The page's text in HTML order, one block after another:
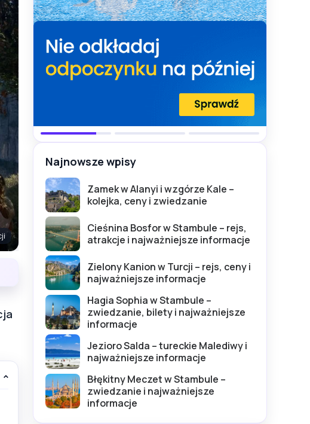
Najnowsze wpisy
Zamek w Alanyi i wzgórze Kale –
kolejka, ceny i zwiedzanie
Cieśnina Bosfor w Stambule – rejs,
atrakcje i najważniejsze informacje
Zielony Kanion w Turcji – rejs, ceny i
najważniejsze informacje
Hagia Sophia w Stambule –
zwiedzanie, bilety i najważniejsze
informacje
Jezioro Salda – tureckie Malediwy i
najważniejsze informacje
Błękitny Meczet w Stambule –
zwiedzanie i najważniejsze
informacje